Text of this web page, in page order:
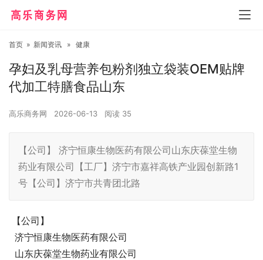
首页 » 新闻资讯 » 健康
孕妇及乳母营养包粉剂独立袋装OEM贴牌
代加工特膳食品山东
高乐商务网 2026-06-13 阅读 35
【公司】 济宁恒康生物医药有限公司山东庆葆堂生物
药业有限公司【工厂】济宁市嘉祥高铁产业园创新路1
号【公司】济宁市共青团北路
【公司】
济宁恒康生物医药有限公司
山东庆葆堂生物药业有限公司